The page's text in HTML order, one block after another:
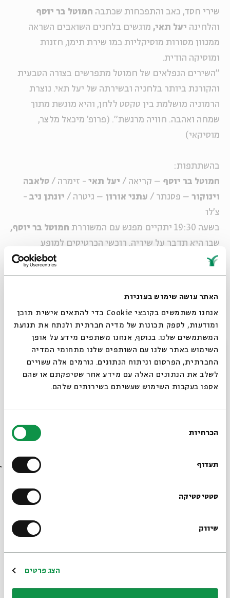
האתר עושה שימוש בעוגיות
אנחנו משתמשים בקובצי Cookie כדי להתאים אישית תוכן
ומודעות, לספק תכונות של מדיה חברתית ולנתח את תנועת
המשתמשים שלנו. בנוסף, אנחנו משתפים מידע על אופן
השימוש באתר שלנו עם השותפים שלנו מתחומי המדיה
החברתית, הפרסום וניתוח הנתונים. גורמים אלה עשויים
לשלב את הנתונים האלה עם מידע אחר שסיפקתם או שהם
אספו בעקבות השימוש שעשיתם בשירותים שלהם.
הסכמה
הכרחיות
תעדוף
סטטיסטיקה
שיווק
הצג פרטים
שירי חסד, כאב והתפכחות שכתבה חמוטל בר יוסף
והלחינה יעל תאי, מוגשים בלחנים השואבים השראה
ממגוון מסורות מוסיקליות כמו שירת תימן, חזנות
ומוסיקה הודית.
"השירים הנפלאים של חמוטל מתפרשים בצורה הטבעית
והקורנת ביותר בלחניה ובשירתה של יעל תאי. נוצרת
הרמוניה מושלמת בין טקסט ללחן, והיא מוגשת מתוך
שמחה ואהבה. חוויה מרגשת". (פרופ' מיכאל מלצר,
מוסיקאי)
בהשתתפות:
חמוטל בר יוסף – קריאה / יעל תאי - זימרה / סלאבה
וינוקור – פסנתר / עתני אורון – גיטרה / יונתן ניב -
צ'לו
בשעה 19:30 יתקיים מפגש עם המשוררת
חמוטל בר יוסף,
שבו היא תדבר על שיריה. רוכשי הכרטיסים למופע
מוזמנים להגיע.
סגור